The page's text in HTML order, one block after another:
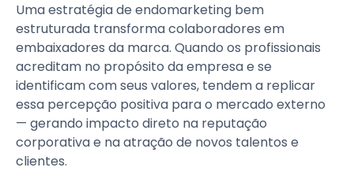
Uma estratégia de endomarketing bem
estruturada transforma colaboradores em
embaixadores da marca. Quando os profissionais
acreditam no propósito da empresa e se
identificam com seus valores, tendem a replicar
essa percepção positiva para o mercado externo
— gerando impacto direto na reputação
corporativa e na atração de novos talentos e
clientes.